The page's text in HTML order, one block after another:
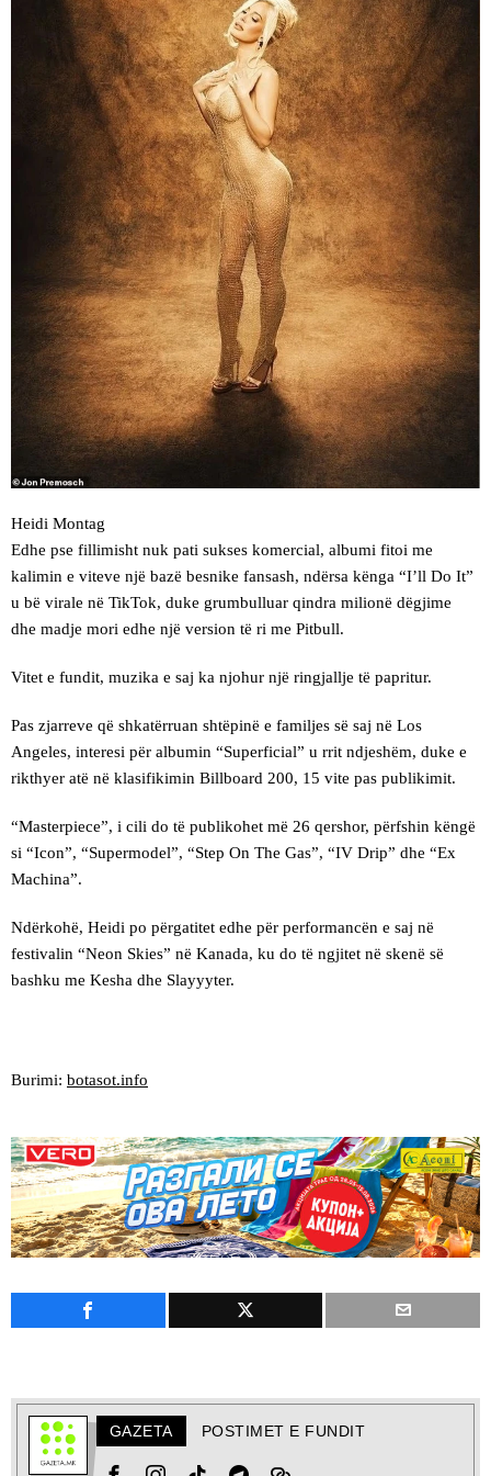
Heidi Montag
Edhe pse fillimisht nuk pati sukses komercial, albumi fitoi me
kalimin e viteve një bazë besnike fansash, ndërsa kënga “I’ll Do It”
u bë virale në TikTok, duke grumbulluar qindra milionë dëgjime
dhe madje mori edhe një version të ri me Pitbull.
Vitet e fundit, muzika e saj ka njohur një ringjallje të papritur.
Pas zjarreve që shkatërruan shtëpinë e familjes së saj në Los
Angeles, interesi për albumin “Superficial” u rrit ndjeshëm, duke e
rikthyer atë në klasifikimin Billboard 200, 15 vite pas publikimit.
“Masterpiece”, i cili do të publikohet më 26 qershor, përfshin këngë
si “Icon”, “Supermodel”, “Step On The Gas”, “IV Drip” dhe “Ex
Machina”.
Ndërkohë, Heidi po përgatitet edhe për performancën e saj në
festivalin “Neon Skies” në Kanada, ku do të ngjitet në skenë së
bashku me Kesha dhe Slayyyter.
Burimi: botasot.info
GAZETA POSTIMET E FUNDIT